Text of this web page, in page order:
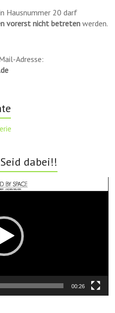
Hausnummer 20 darf
vorerst nicht betreten werden.
Adresse:
dabei!!
00:26